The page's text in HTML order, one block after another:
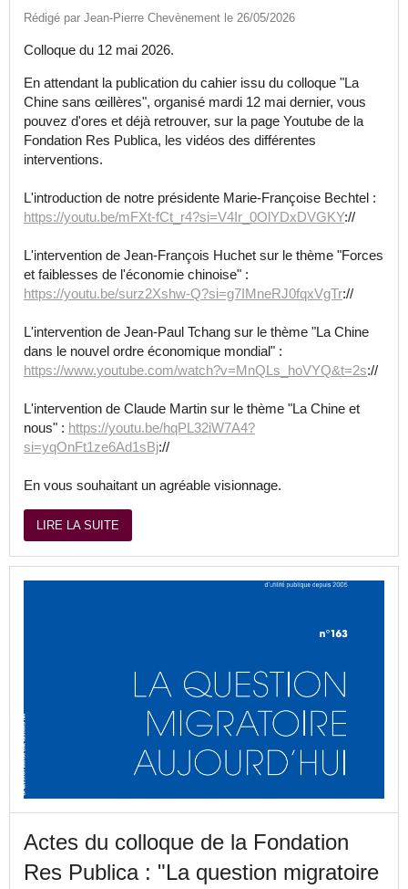
Rédigé par Jean-Pierre Chevènement le 26/05/2026
Colloque du 12 mai 2026.
En attendant la publication du cahier issu du colloque "La
Chine sans œillères", organisé mardi 12 mai dernier, vous
pouvez d'ores et déjà retrouver, sur la page Youtube de la
Fondation Res Publica, les vidéos des différentes
interventions.
L'introduction de notre présidente Marie-Françoise Bechtel :
https://youtu.be/mFXt-fCt_r4?si=V4Ir_0OlYDxDVGKY://
L'intervention de Jean-François Huchet sur le thème "Forces
et faiblesses de l'économie chinoise" :
https://youtu.be/surz2Xshw-Q?si=g7IMneRJ0fqxVgTr://
L'intervention de Jean-Paul Tchang sur le thème "La Chine
dans le nouvel ordre économique mondial" :
https://www.youtube.com/watch?v=MnQLs_hoVYQ&t=2s://
L'intervention de Claude Martin sur le thème "La Chine et
nous" : https://youtu.be/hqPL32iW7A4?
si=yqOnFt1ze6Ad1sBj://
En vous souhaitant un agréable visionnage.
LIRE LA SUITE
Actes du colloque de la Fondation
Res Publica : "La question migratoire